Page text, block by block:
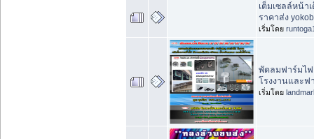
เต็มเซลล์หน้า
ราคาส่ง
เริ่มโดย
พัดลมฟาร์มไฟ
โรงงานและฟ
เริ่มโดย